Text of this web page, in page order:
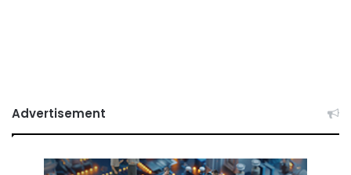
Advertisement